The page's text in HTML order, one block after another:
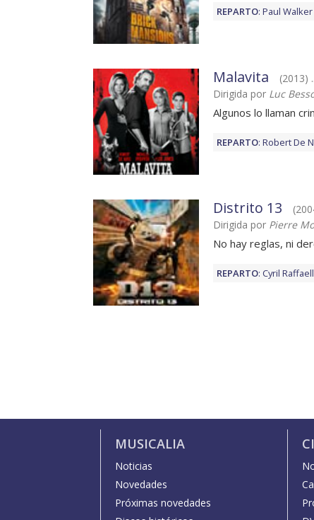
REPARTO: Paul Walker
Malavita
(2013)
Dirigida por Luc
Algunos lo llaman
REPARTO: Robert De
Distrito 13
Dirigida por Pierre
No hay reglas, ni
REPARTO: Cyril
MUSICALIA
Noticias
Novedades
Próximas novedades